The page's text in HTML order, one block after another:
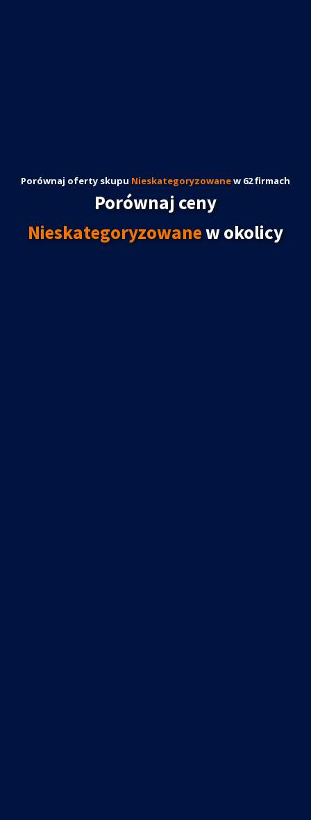
Porównaj oferty skupu Nieskategoryzowanew 62 firmach
Porównaj ceny
Nieskategoryzowanew okolicy